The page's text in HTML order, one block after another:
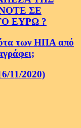
ΣΕ
ΕΥΡΩ ?
των ΗΠΑ από
11/2020)